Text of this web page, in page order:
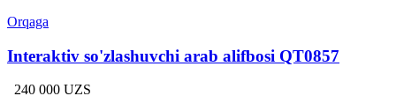
Orqaga
Interaktiv so'zlashuvchi arab alifbosi QT0857
240 000 UZS